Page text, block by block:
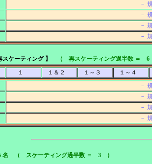
－
－
－
－
ーティング 】
（ 再スケーティング過半数 ＝
１ １＆２ １～３
１～４
－
－
－
－
名 （ スケーティング過半数 ＝ 3 ）